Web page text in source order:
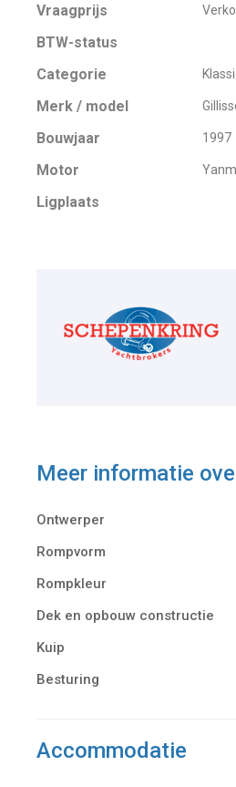
Vraagprijs
BTW-status
Categorie
Merk / model
Bouwjaar 1997
Motor
Ligplaats
Meer informatie
Ontwerper
Rompvorm
Rompkleur
Dek en opbouw constructie
Kuip
Besturing
Accommodatie